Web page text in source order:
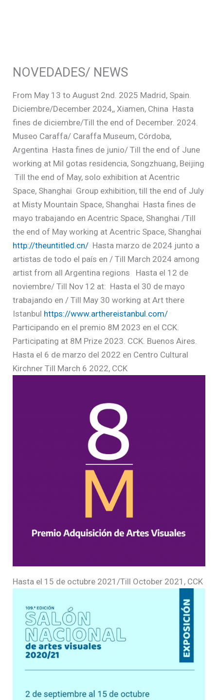
NOVEDADES/ NEWS
From May 13 to August 2nd. 2025 Madrid, Spain.
Diciembre/December 2024,, Xiamen, China Hasta
fines de diciembre/Till the end of December. 2024.
Museo Caraffa/ Caraffa Museum, Córdoba,
Argentina Hasta fines de junio/ Till the end of June
working at Mil gotas residencia, Songzhuang, Beijing
Till the end of May, solo exhibition at Acentric
Space, Shanghai Group exhibition, till the end of July
at Misty Mountain Space, Shanghai Hasta fines de
mayo trabajando en Acentric Space, Shanghai /Till
the end of May working at Acentric Space, Shanghai
http://theuntitled.cn/ Hasta marzo de 2024 junto a
artistas de todo el país en / Till March 2024 among
artist from all Argentina regions
Hasta el 12 de
noviembre/ Till Nov 12 at: Hasta el 30 de mayo
trabajando en / Till May 30 working at Art there
Istanbul https://www.arthereistanbul.com/
Participando en el premio 8M 2023 en el CCK.
Participating at 8M Prize 2023. CCK. Buenos Aires.
Hasta el 6 de marzo del 2022 en Centro Cultural
Kirchner Till March 6 2022, CCK
Hasta el 15 de octubre 2021/Till October 2021, CCK